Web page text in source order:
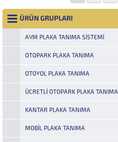
ÜRÜN GRUPLARI
AVM PLAKA TANIMA SISTEMI
OTOPARK PLAKA TANIMA
OTOYOL PLAKA TANIMA
ÜCRETLI OTOPARK PLAKA TANIMA
KANTAR PLAKA TANIMA
MOBIL PLAKA TANIMA